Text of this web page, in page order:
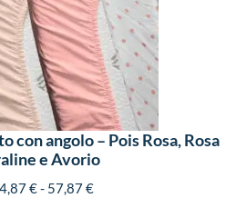
con angolo – Pois Rosa, Rosa
e Avorio
€- 57,87€